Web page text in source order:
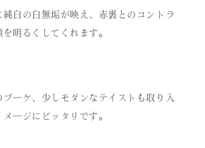
白の白無垢が映え、赤裏とのコントラ
明るくしてくれます。
ーケ、少しモダンなテイストも取り入
ージにピッタリです。